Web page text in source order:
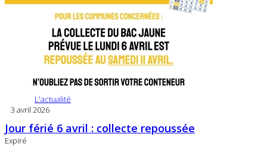
L'actualité
3 avril 2026
Jour férié 6 avril : collecte repoussée
Expiré